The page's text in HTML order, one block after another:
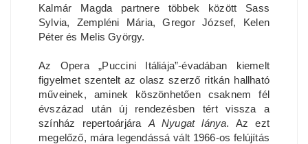
Kalmár Magda partnere többek között Sass
Sylvia, Zempléni Mária, Gregor József, Kelen
Péter és Melis György.
Az Opera „Puccini Itáliája”-évadában kiemelt
figyelmet szentelt az olasz szerző ritkán hallható
műveinek, aminek köszönhetően csaknem fél
évszázad után új rendezésben tért vissza a
színház repertoárjára A Nyugat lánya. Az ezt
megelőző, mára legendássá vált 1966-os felújítás